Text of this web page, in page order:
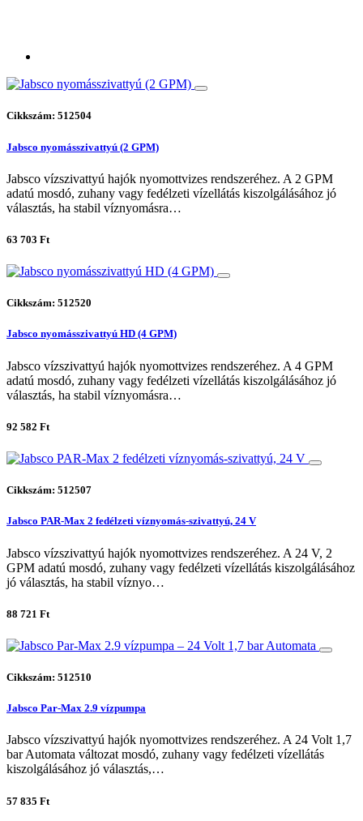
Cikkszám: 512504
Jabsco nyomásszivattyú (2 GPM)
Jabsco vízszivattyú hajók nyomottvizes rendszeréhez. A 2 GPM
adatú mosdó, zuhany vagy fedélzeti vízellátás kiszolgálásához jó
választás, ha stabil víznyomásra…
63 703 Ft
Cikkszám: 512520
Jabsco nyomásszivattyú HD (4 GPM)
Jabsco vízszivattyú hajók nyomottvizes rendszeréhez. A 4 GPM
adatú mosdó, zuhany vagy fedélzeti vízellátás kiszolgálásához jó
választás, ha stabil víznyomásra…
92 582 Ft
Cikkszám: 512507
Jabsco PAR-Max 2 fedélzeti víznyomás-szivattyú, 24 V
Jabsco vízszivattyú hajók nyomottvizes rendszeréhez. A 24 V, 2
GPM adatú mosdó, zuhany vagy fedélzeti vízellátás kiszolgálásához
jó választás, ha stabil víznyo…
88 721 Ft
Cikkszám: 512510
Jabsco Par-Max 2.9 vízpumpa
Jabsco vízszivattyú hajók nyomottvizes rendszeréhez. A 24 Volt 1,7
bar Automata változat mosdó, zuhany vagy fedélzeti vízellátás
kiszolgálásához jó választás,…
57 835 Ft